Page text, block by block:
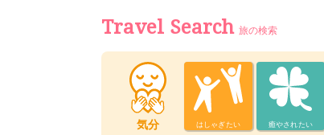
Travel Search 旅の検索
気分 はしゃぎたい 癒やされたい